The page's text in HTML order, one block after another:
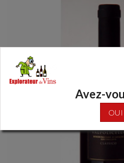
Avez-
OUI